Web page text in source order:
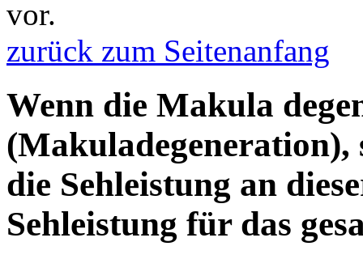
vor.
zurück zum Seitenanfang
Wenn die Makula
die Sehleistung an
Sehleistung für das